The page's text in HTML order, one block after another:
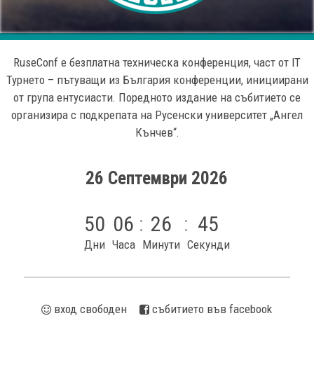
RuseConf е безплатна техническа конференция, част от IT
Турнето – пътуващи из България конференции, инициирани
от група ентусиасти. Поредното издание на събитието се
организира с подкрепата на Русенски университет „Ангел
Кънчев“.
26 Септември 2026
50
Дни
06
Часа
26
Минути
45
Секунди
вход свободен cъбитието във facebook